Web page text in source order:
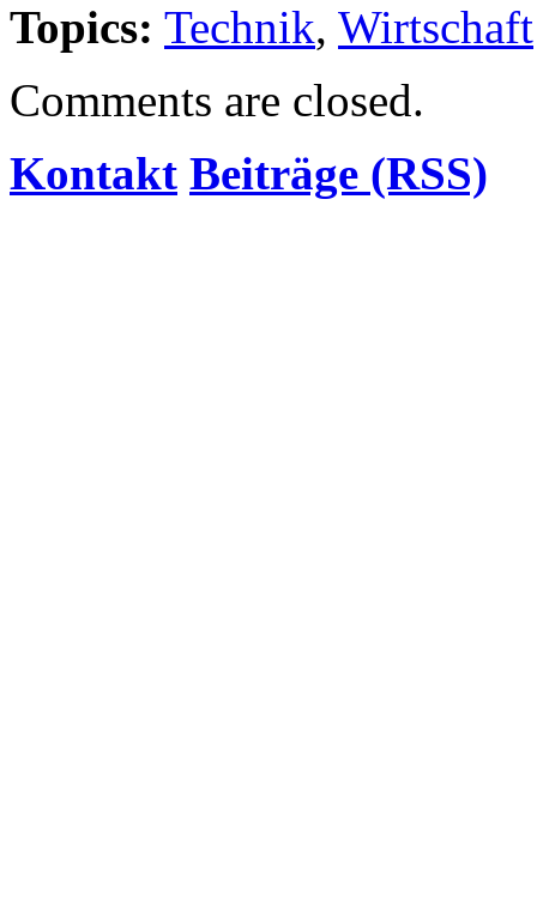
Topics: Technik, Wirtschaft
Comments are closed.
Kontakt Beiträge (RSS)